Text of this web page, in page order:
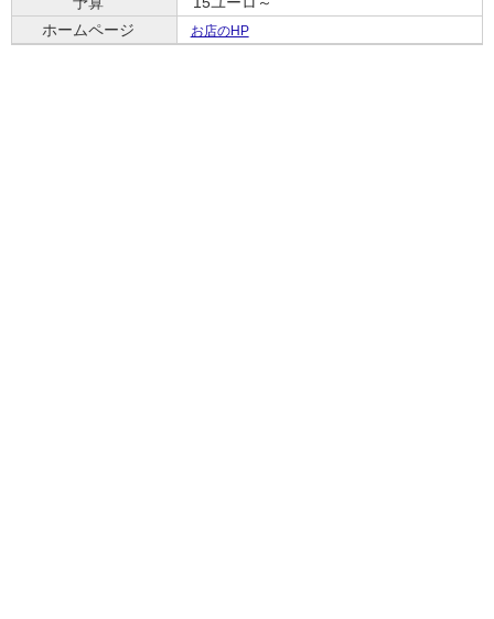
ホームページ
お店のHP